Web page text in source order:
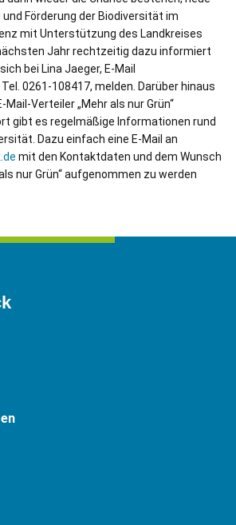
Förderung der Biodiversität im
mit Unterstützung des Landkreises
Jahr rechtzeitig dazu informiert
bei Lina Jaeger, E-Mail
Tel. 0261-108417, melden. Darüber hinaus
Mail-Verteiler „Mehr als nur Grün“
gibt es regelmäßige Informationen rund
Dazu einfach eine E-Mail an
mit den Kontaktdaten und dem Wunsch
nur Grün“ aufgenommen zu werden